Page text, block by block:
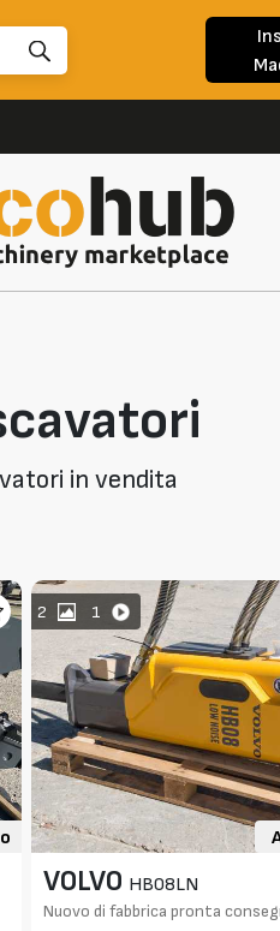
in vendita
2 1
VOLVO HB08LN
Nuovo di fabbrica pronta